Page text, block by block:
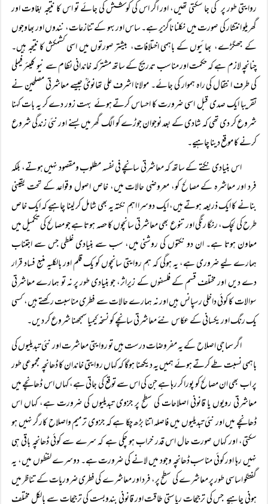
روایتی طور پر کی جا سکتی تھیں، اور اگر اس کی کوشش کی جائے تو اس کا نتیجہ بغاوت اور
گھریلو انتشار کی صورت میں نکلنا ناگزیر ہے۔ ساس اور بہو کے تنازعات، نندوں اور بھاوجوں
کے جھگڑے، بھائیوں کے باہمی اختلافات، بیشتر صورتوں میں اسی کشمکش کا نتیجہ ہیں۔
چنانچہ لازم ہے کہ حکمت اور مناسب تدریج کے ساتھ مشترکہ خاندانی نظام سے نیو کلیئر فیملی
کی طرف انتقال کی راہ ہموار کی جائے۔ مولانا اشرف علی تھانویؒ جیسے معاشرتی مصلحین نے
تقریبا ایک صدی قبل اسی ضرورت کا احساس کرتے ہوئے بہت زور دے کر یہ بات کہنا
شروع کر دی تھی کہ شادی کے بعد نوجوان جوڑے کو الگ گھر میں بسنے اور نئی زندگی شروع
کرنے کا موقع دینا چاہیے۔
اس بنیادی نکتے کے ساتھ کہ معاشرتی سانچے فی نفسہ مطلوب ومقصود نہیں ہوتے، بلکہ
فرد اور معاشرہ کے مصالح کو، معروضی حالات میں، خاص اصول وقواعد کے تحت یقینی
بنانے کا ایک ذریعہ ہوتے ہیں، ایک دوسرا اہم نکتہ یہ بھی شامل کر لینا چاہیے کہ ایک خاص
طرح کی لچک، رنگا رنگی اور تنوع بھی معاشرتی سانچوں کا حصہ ہوتا ہے جو مصالح کی تکمیل میں
معاون ہوتا ہے۔ ان دو نکتوں کی روشنی میں، سب سے بنیادی غلطی جس سے اجتناب
ہمارے لیے ضروری ہے، یہ ہوگی کہ ہم روایتی سانچوں کو یک قلم اور بالکلیہ منبع فساد قرار
دے دیں اور مختلف قسم کے فلسفوں کے زیراثر، جو بنیادی طور پر نہ تو ہمارے معاشرتی
سوالات کا کوئی داخلی رسپانس ہیں اور نہ ہمارے حالات سے فطری مناسبت رکھتے ہیں، کسی
یک رنگ اور یکسانی کے عکاس نئے معاشرتی سانچے کو نسخہ کیمیا سمجھنا شروع کر دیں۔
اگر سماجی اصلاح کے یہ مفروضات درست ہیں تو روایتی معاشرت اور نئی تبدیلیوں کی
باہمی نسبت طے کرتے ہوئے ہمیں یہ دیکھنا ہوگا کہ کہاں روایتی خاندان کا ڈھانچہ مجموعی طور
پر اب بھی ان مصالح کو پورا کر رہا ہے جن کی اس سے توقع کی جاتی ہے، کہاں اس ڈھانچے میں
معاشرتی رویوں یا قانونی اصلاحات کی سطح پر جزوی تبدیلیوں کی ضرورت ہے، کہاں اس
ڈھانچے میں اور نئی تبدیلیوں میں فاصلہ اتنا بڑھ چکا ہے کہ جزوی ترمیم واصلاح کارگر نہیں ہو
سکتی، اور کہاں صورت حال اس قدر خراب ہو چکی ہے کہ سرے سے کوئی ڈھانچہ باقی ہی
نہیں رہا اور کوئی مناسب ڈھانچہ وجود میں لانے کی ضرورت ہے۔ دوسرے لفظوں میں، یہ
گفتگو اساسی طور پر معاشرے کی سطح پر، فرد اور معاشرے کی فطری ضروریات کے تناظر میں
ہونی چاہیے جس کی ترجیحات ریاستی طاقت اور قانونی بندوبست کی ترجیحات سے بالکل مختلف